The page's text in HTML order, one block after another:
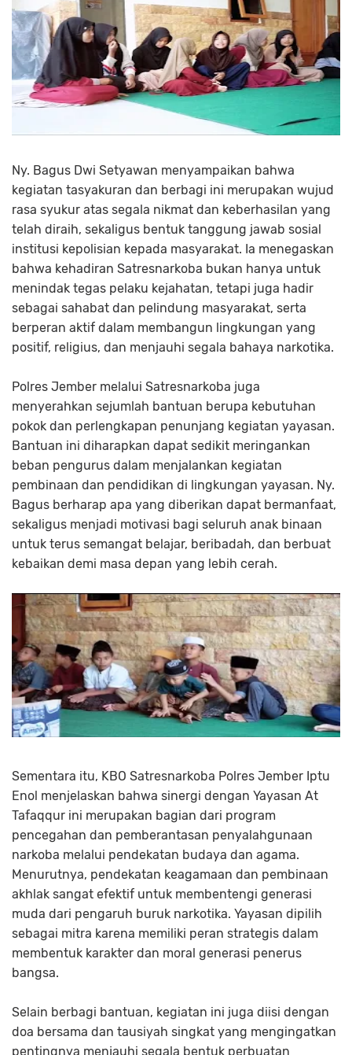
Ny. Bagus Dwi Setyawan menyampaikan bahwa
kegiatan tasyakuran dan berbagi ini merupakan wujud
rasa syukur atas segala nikmat dan keberhasilan yang
telah diraih, sekaligus bentuk tanggung jawab sosial
institusi kepolisian kepada masyarakat. Ia menegaskan
bahwa kehadiran Satresnarkoba bukan hanya untuk
menindak tegas pelaku kejahatan, tetapi juga hadir
sebagai sahabat dan pelindung masyarakat, serta
berperan aktif dalam membangun lingkungan yang
positif, religius, dan menjauhi segala bahaya narkotika.
Polres Jember melalui Satresnarkoba juga
menyerahkan sejumlah bantuan berupa kebutuhan
pokok dan perlengkapan penunjang kegiatan yayasan.
Bantuan ini diharapkan dapat sedikit meringankan
beban pengurus dalam menjalankan kegiatan
pembinaan dan pendidikan di lingkungan yayasan. Ny.
Bagus berharap apa yang diberikan dapat bermanfaat,
sekaligus menjadi motivasi bagi seluruh anak binaan
untuk terus semangat belajar, beribadah, dan berbuat
kebaikan demi masa depan yang lebih cerah.
Sementara itu, KBO Satresnarkoba Polres Jember Iptu
Enol menjelaskan bahwa sinergi dengan Yayasan At
Tafaqqur ini merupakan bagian dari program
pencegahan dan pemberantasan penyalahgunaan
narkoba melalui pendekatan budaya dan agama.
Menurutnya, pendekatan keagamaan dan pembinaan
akhlak sangat efektif untuk membentengi generasi
muda dari pengaruh buruk narkotika. Yayasan dipilih
sebagai mitra karena memiliki peran strategis dalam
membentuk karakter dan moral generasi penerus
bangsa.
Selain berbagi bantuan, kegiatan ini juga diisi dengan
doa bersama dan tausiyah singkat yang mengingatkan
pentingnya menjauhi segala bentuk perbuatan